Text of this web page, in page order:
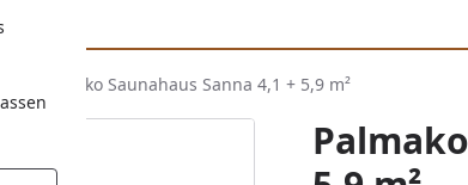
Palmako Saunahaus Sanna 4,1 + 5,9 m²